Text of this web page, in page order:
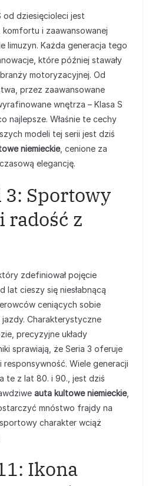
od dziesięcioleci jest
komfortu i zaawansowanej
limuzyn. Każda generacja tego
które później stawały
motoryzacyjnej. Od
przez zaawansowane
wnętrza – Klasa S
najlepsze. Właśnie te cechy
modeli tej serii jest dziś
niemieckie, cenione za
elegancję.
3: Sportowy
radość z
zdefiniował pojęcie
lat cieszy się niesłabnącą
ceniących sobie
Charakterystyczne
precyzyjne układy
sprawiają, że Seria 3 oferuje
Wiele generacji
te z lat 80. i 90., jest dziś
auta kultowe niemieckie,
mnóstwo frajdy na
charakter wciąż
Ikona